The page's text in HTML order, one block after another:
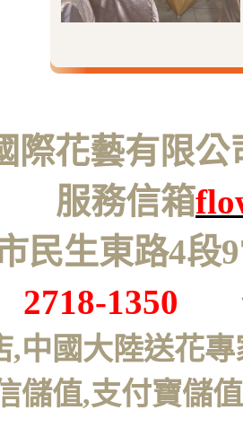
際花藝有限
服務信箱
市民生東路4
2718-1350
,中國大陸送花
儲值,支付寶儲